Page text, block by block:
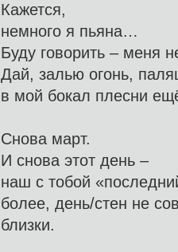
Кажется,
немного я пьяна…
Буду говорить – меня
Дай, залью огонь,
в мой бокал плесни
Снова март.
И снова этот день –
наш с тобой
более, день/стен не
близки.